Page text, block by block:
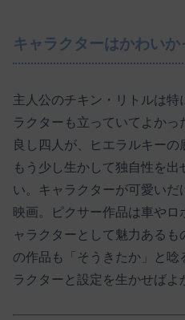
キャラクターはかわいか
主人公のチキン・リトルは特
ラクターも立っていてよか
良し四人が、ヒエラルキーの
もう少し生かして独自性を
い。キャラクターが可愛い
映画。ピクサー作品は車や
ャラクターとして魅力ある
の作品も「そうきたか」と唸
ラクターと設定を生かせばよ